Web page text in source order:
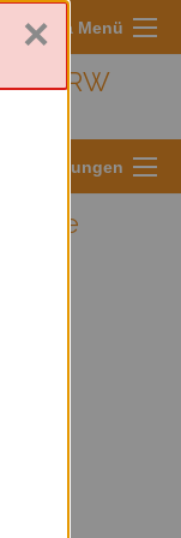
Sympa Menü
NRW
×